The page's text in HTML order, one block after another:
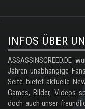
.
INFOS ÜBER
Jahren unabhängige
Seite bietet aktuelle
Games, Bilder, Videos
doch auch unser